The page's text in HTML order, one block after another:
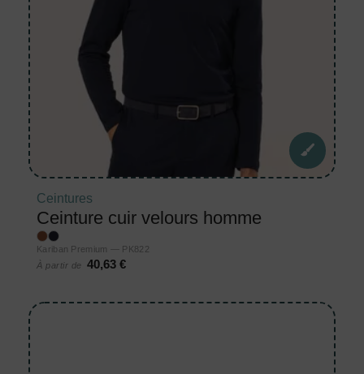
Ceintures
Ceinture cuir velours homme
Kariban Premium — PK822
À partir de
40,63 €